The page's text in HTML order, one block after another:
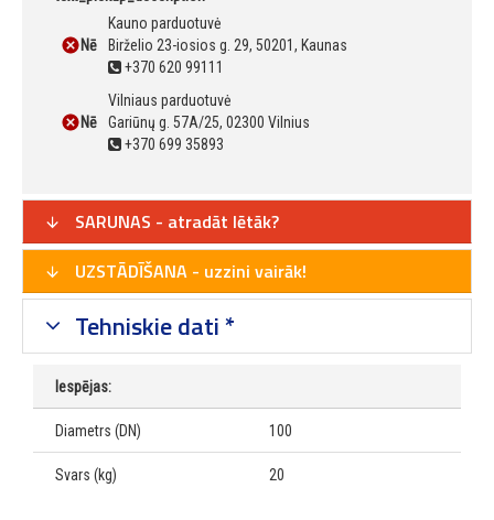
Nē
Kauno parduotuvė
Birželio 23-iosios g. 29, 50201, Kaunas
+370 620 99111
Nē
Vilniaus parduotuvė
Gariūnų g. 57A/25, 02300 Vilnius
+370 699 35893
SARUNAS - atradāt lētāk?
UZSTĀDĪŠANA - uzzini vairāk!
Tehniskie dati *
Iespējas:
Diametrs (DN) 100
Svars (kg) 20